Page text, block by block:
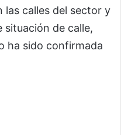
las calles del sector y
situación de calle,
ha sido confirmada